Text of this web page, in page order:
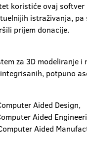
koristiće ovaj softver
istraživanja, pa
prijem donacije.
za 3D modeliranje i
potpuno
Aided Design,
Aided
Aided